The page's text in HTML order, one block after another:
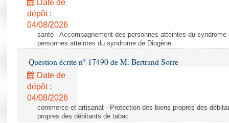
Budget et sécurité sociale
Questions écrites et orales
Comptes rendus des débats
Date de
dépôt :
04/08/2026
santé - Accompagnement des personnes atteintes du
personnes atteintes du syndrome de Diogène
Question écrite n° 17490 de M. Bertrand Sorre
Date de
dépôt :
04/08/2026
commerce et artisanat - Protection des biens propres des
propres des débitants de tabac